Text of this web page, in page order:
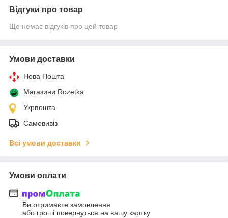
Відгуки про товар
Ще немає відгуків про цей товар
Умови доставки
Нова Пошта
Магазини Rozetka
Укрпошта
Самовивіз
Всі умови доставки
Умови оплати
Ви отримаєте замовлення
або гроші повернуться на вашу картку